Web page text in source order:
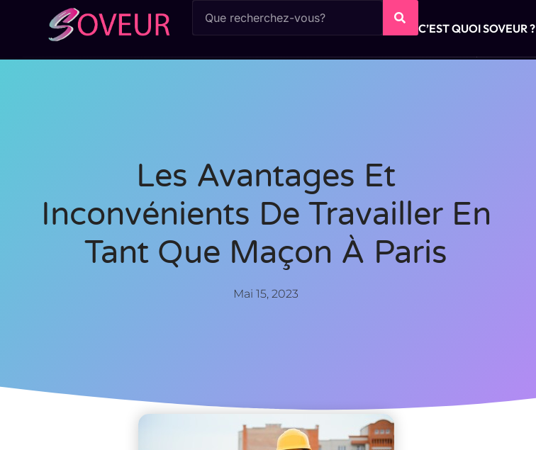
C’EST QUOI SOVEUR ?
Les Avantages Et
Inconvénients De Travailler En
Tant Que Maçon À Paris
Mai 15, 2023